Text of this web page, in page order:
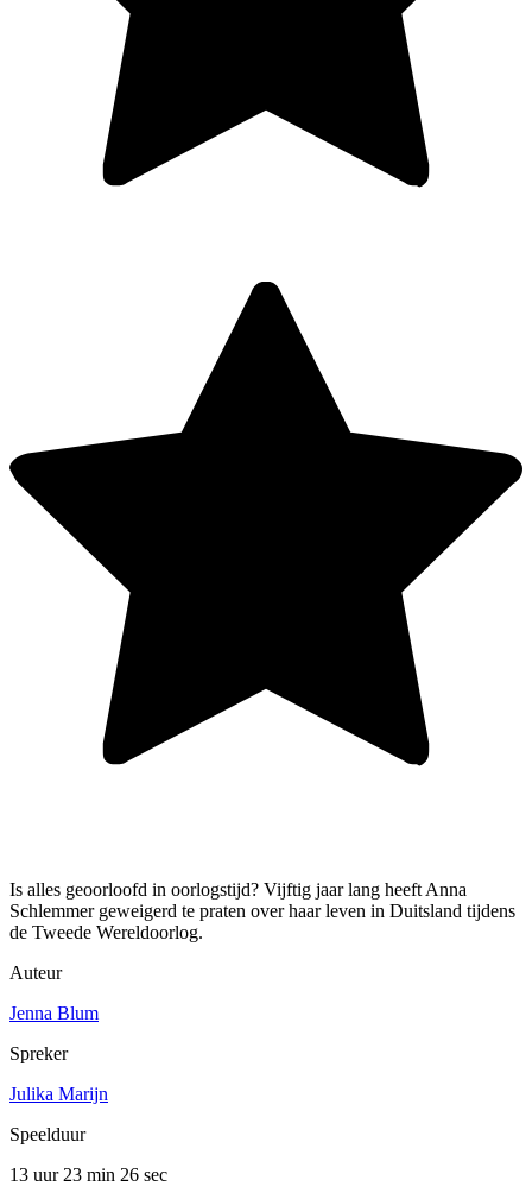
Is alles geoorloofd in oorlogstijd? Vijftig jaar lang heeft Anna
Schlemmer geweigerd te praten over haar leven in Duitsland tijdens
de Tweede Wereldoorlog.
Auteur
Jenna Blum
Spreker
Julika Marijn
Speelduur
13 uur 23 min 26 sec